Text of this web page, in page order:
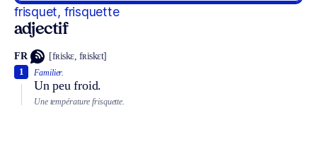
frisquet, frisquette
adjectif
FR [fʀiskɛ, fʀiskɛt]
Familier.
Un peu froid.
1
Une température frisquette.